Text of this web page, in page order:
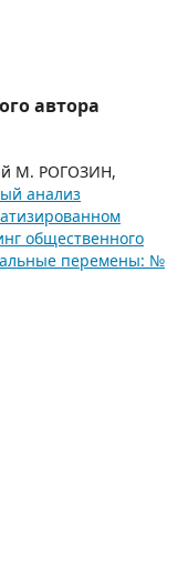
автора
М. РОГОЗИН,
анализ
общественного
перемены: №